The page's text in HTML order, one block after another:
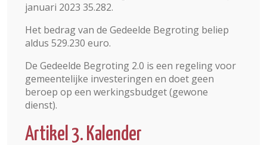
januari 2023 35.282.
Het bedrag van de Gedeelde Begroting beliep
aldus 529.230 euro.
De Gedeelde Begroting 2.0 is een regeling voor
gemeentelijke investeringen en doet geen
beroep op een werkingsbudget (gewone
dienst).
Artikel 3. Kalender